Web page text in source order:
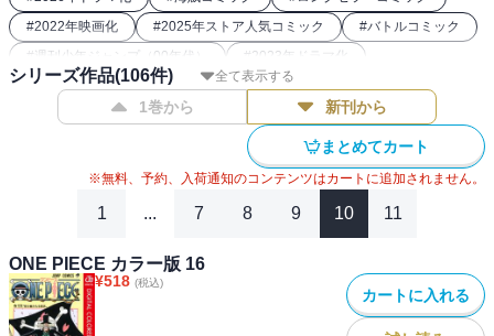
#2022年映画化 #2025年ストア人気コミック #バトルコミック
#週刊少年ジャンプ（00年代） #2023年ドラマ化
#ONEPIECE関連作 #最強主人公コミック
フルカラーコミック（ジャンプ系）
週刊少年ジャンプ（90年代）
全て表示する
シリーズ作品(106件)
1巻から 新刊から
まとめてカート
※無料、予約、入荷通知のコンテンツはカートに追加されません。
1 ... 7 8 9 10 11
ONE PIECE カラー版 16
¥518 (税込)
カートに入れる